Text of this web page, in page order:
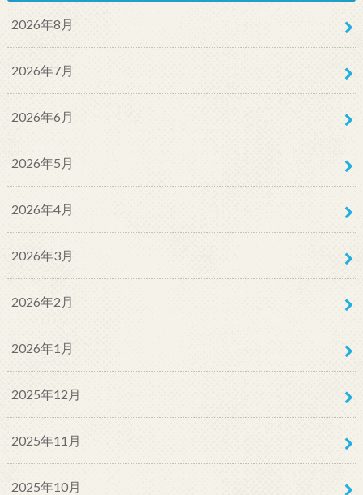
2026年8月
2026年7月
2026年6月
2026年5月
2026年4月
2026年3月
2026年2月
2026年1月
2025年12月
2025年11月
2025年10月